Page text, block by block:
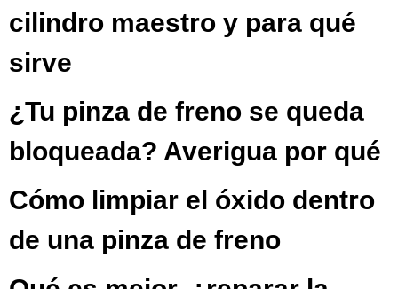
cilindro maestro y para qué
sirve
¿Tu pinza de freno se queda
bloqueada? Averigua por qué
Cómo limpiar el óxido dentro
de una pinza de freno